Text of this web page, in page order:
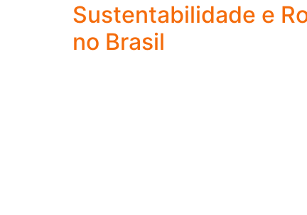
Sustentabilidade e
no Brasil